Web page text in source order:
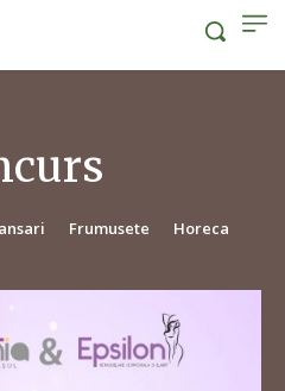
Frumusete Horeca